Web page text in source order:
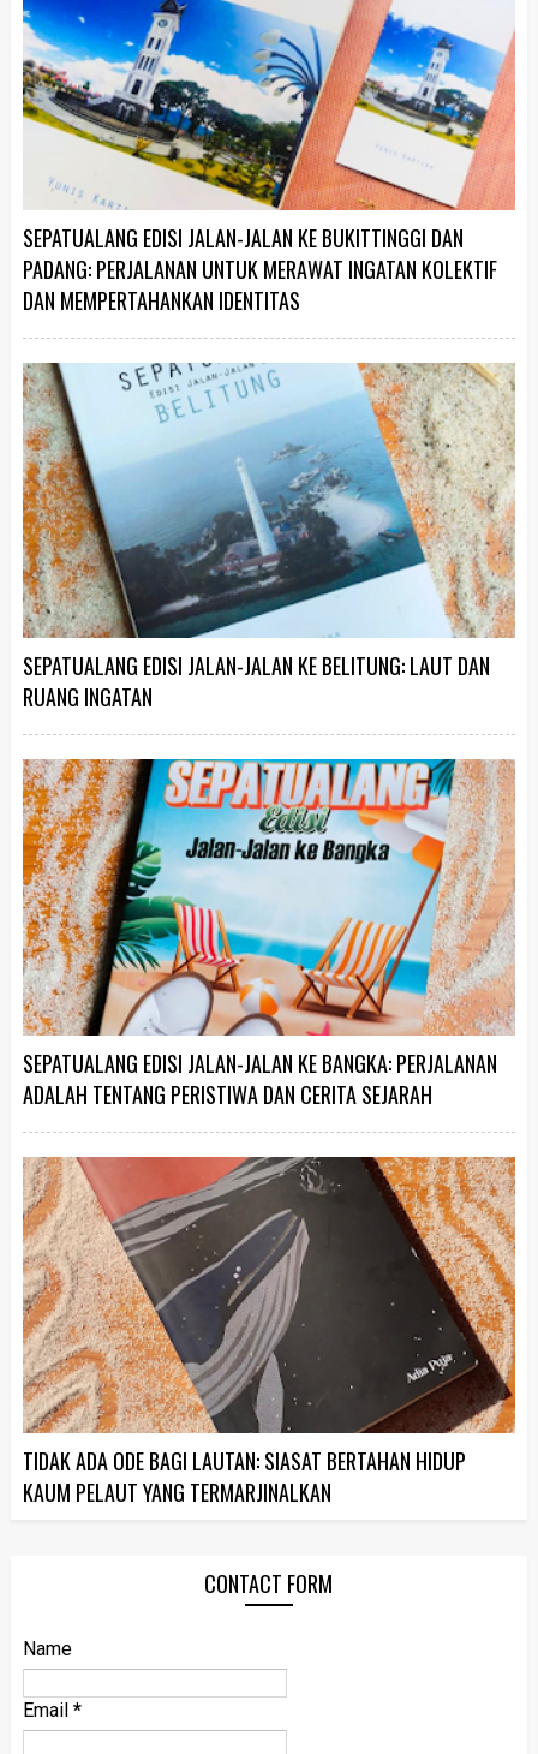
SEPATUALANG EDISI JALAN-JALAN KE BUKITTINGGI DAN
PADANG: PERJALANAN UNTUK MERAWAT INGATAN KOLEKTIF
DAN MEMPERTAHANKAN IDENTITAS
SEPATUALANG EDISI JALAN-JALAN KE BELITUNG: LAUT DAN
RUANG INGATAN
SEPATUALANG EDISI JALAN-JALAN KE BANGKA: PERJALANAN
ADALAH TENTANG PERISTIWA DAN CERITA SEJARAH
TIDAK ADA ODE BAGI LAUTAN: SIASAT BERTAHAN HIDUP
KAUM PELAUT YANG TERMARJINALKAN
CONTACT FORM
Name
Email *